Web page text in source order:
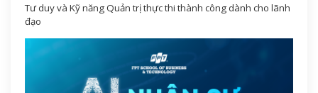
Tư duy và Kỹ năng Quản trị thực thi thành công dành cho lãnh
đạo